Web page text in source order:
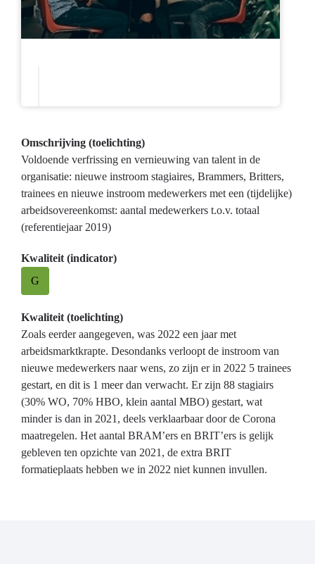
Omschrijving (toelichting)
Voldoende verfrissing en vernieuwing van talent in de
organisatie: nieuwe instroom stagiaires, Brammers, Britters,
trainees en nieuwe instroom medewerkers met een (tijdelijke)
arbeidsovereenkomst: aantal medewerkers t.o.v. totaal
(referentiejaar 2019)
Kwaliteit (indicator)
G
Kwaliteit (toelichting)
Zoals eerder aangegeven, was 2022 een jaar met
arbeidsmarktkrapte. Desondanks verloopt de instroom van
nieuwe medewerkers naar wens, zo zijn er in 2022 5 trainees
gestart, en dit is 1 meer dan verwacht. Er zijn 88 stagiairs
(30% WO, 70% HBO, klein aantal MBO) gestart, wat
minder is dan in 2021, deels verklaarbaar door de Corona
maatregelen. Het aantal BRAM’ers en BRIT’ers is gelijk
gebleven ten opzichte van 2021, de extra BRIT
formatieplaats hebben we in 2022 niet kunnen invullen.